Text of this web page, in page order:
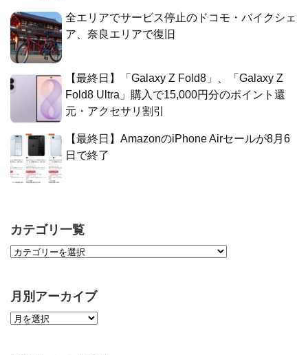
全エリアでサービス停止のドコモ・バイクシェ
ア、奈良エリアで復旧
【最終日】「Galaxy Z Fold8」、「Galaxy Z
Fold8 Ultra」購入で15,000円分のポイント還
元・アクセサリ割引
【最終日】AmazonのiPhone Airセールが8月6
日で終了
カテゴリ一覧
月別アーカイブ